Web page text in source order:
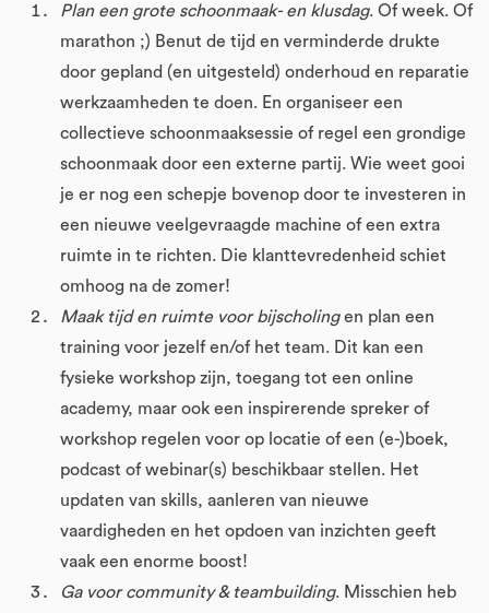
Plan een grote schoonmaak- en klusdag. Of week. Of
marathon ;) Benut de tijd en verminderde drukte
door gepland (en uitgesteld) onderhoud en reparatie
werkzaamheden te doen. En organiseer een
collectieve schoonmaaksessie of regel een grondige
schoonmaak door een externe partij. Wie weet gooi
je er nog een schepje bovenop door te investeren in
een nieuwe veelgevraagde machine of een extra
ruimte in te richten. Die klanttevredenheid schiet
omhoog na de zomer!
Maak tijd en ruimte voor bijscholingen plan een
training voor jezelf en/of het team. Dit kan een
fysieke workshop zijn, toegang tot een online
academy, maar ook een inspirerende spreker of
workshop regelen voor op locatie of een (e-)boek,
podcast of webinar(s) beschikbaar stellen. Het
updaten van skills, aanleren van nieuwe
vaardigheden en het opdoen van inzichten geeft
vaak een enorme boost!
Ga voor community & teambuilding. Misschien heb